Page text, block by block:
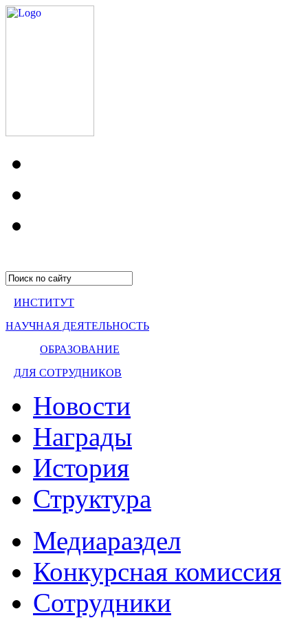
ИНСТИТУТ
НАУЧНАЯ ДЕЯТЕЛЬНОСТЬ
ОБРАЗОВАНИЕ
ДЛЯ СОТРУДНИКОВ
Новости
Награды
История
Структура
Медиараздел
Конкурсная комиссия
Сотрудники